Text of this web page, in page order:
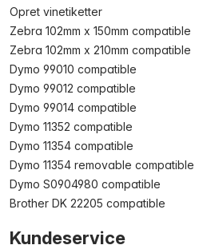
Opret vinetiketter
Zebra 102mm x 150mm compatible
Zebra 102mm x 210mm compatible
Dymo 99010 compatible
Dymo 99012 compatible
Dymo 99014 compatible
Dymo 11352 compatible
Dymo 11354 compatible
Dymo 11354 removable compatible
Dymo S0904980 compatible
Brother DK 22205 compatible
Kundeservice